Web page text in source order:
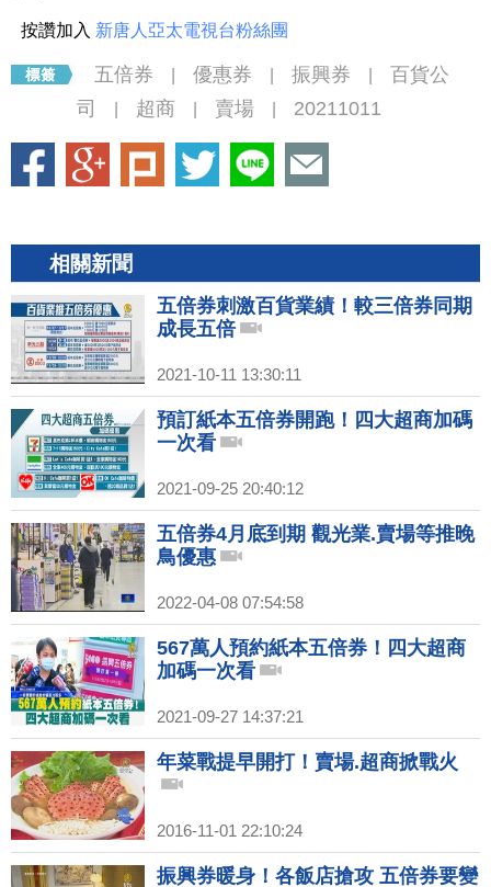
按讚加入 新唐人亞太電視台粉絲團
五倍券 優惠券 振興券
百貨公
司
超商 賣場 20211011
相關新聞
五倍券刺激百貨業績！較三倍券同期
成長五倍
2021-10-11 13:30:11
預訂紙本五倍券開跑！四大超商加碼
一次看
2021-09-25 20:40:12
五倍券4月底到期 觀光業.賣場等推晚
鳥優惠
2022-04-08 07:54:58
567萬人預約紙本五倍券！四大超商
加碼一次看
2021-09-27 14:37:21
年菜戰提早開打！賣場.超商掀戰火
2016-11-01 22:10:24
振興券暖身！各飯店搶攻 五倍券要變